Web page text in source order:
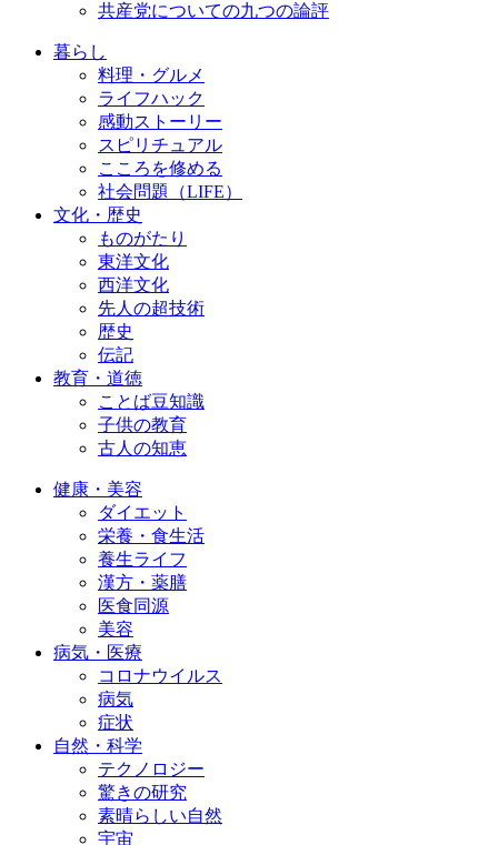
共産党についての九つの論評
暮らし
料理・グルメ
ライフハック
感動ストーリー
スピリチュアル
こころを修める
社会問題（LIFE）
文化・歴史
ものがたり
東洋文化
西洋文化
先人の超技術
歴史
伝記
教育・道徳
ことば豆知識
子供の教育
古人の知恵
健康・美容
ダイエット
栄養・食生活
養生ライフ
漢方・薬膳
医食同源
美容
病気・医療
コロナウイルス
病気
症状
自然・科学
テクノロジー
驚きの研究
素晴らしい自然
宇宙